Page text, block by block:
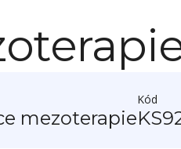
mezoterapie
Kód